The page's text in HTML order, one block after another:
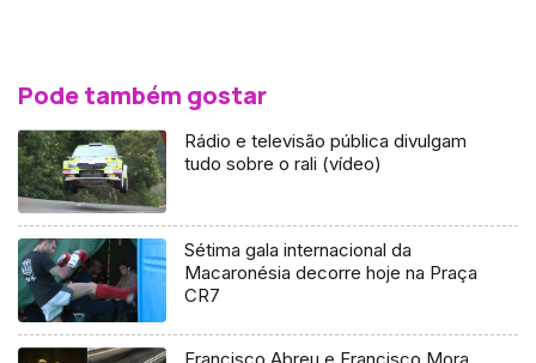
Pode também gostar
Rádio e televisão pública divulgam
tudo sobre o rali (vídeo)
Sétima gala internacional da
Macaronésia decorre hoje na Praça
CR7